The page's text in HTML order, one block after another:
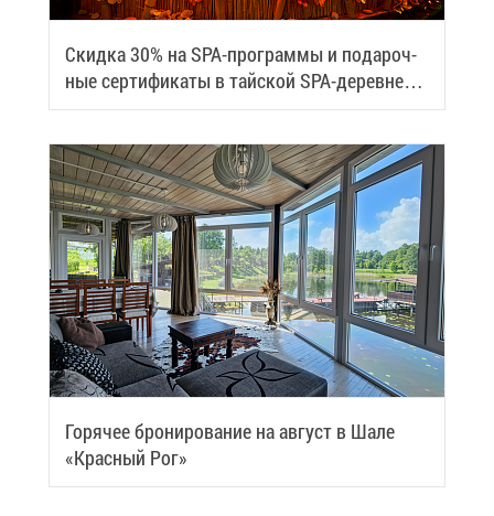
Скид­ка 30% на SPA-про­грам­мы и по­да­роч­
ные сер­ти­фи­ка­ты в тай­ской SPA-де­ревне
Samui
Го­ря­чее бро­ни­ро­ва­ние на ав­густ в Ша­ле
«Крас­ный Рог»